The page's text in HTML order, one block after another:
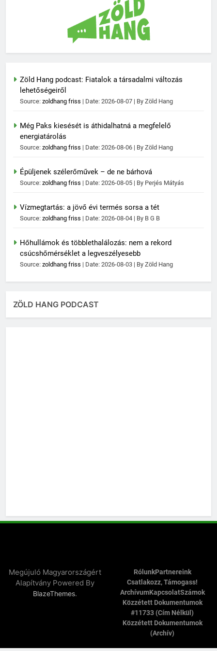
Zöld Hang podcast: Fiatalok a társadalmi változás
lehetőségeiről
Source: zoldhang friss Date: 2026-08-07 By Zöld Hang
Még Paks kiesését is áthidalhatná a megfelelő
energiatárolás
Source: zoldhang friss Date: 2026-08-06 By Zöld Hang
Épüljenek szélerőművek – de ne bárhová
Source: zoldhang friss Date: 2026-08-05 By Perjés Mátyás
Vízmegtartás: a jövő évi termés sorsa a tét
Source: zoldhang friss Date: 2026-08-04 By B G B
Hőhullámok és többlethalálozás: nem a rekord
csúcshőmérséklet a legveszélyesebb
Source: zoldhang friss Date: 2026-08-03 By Zöld Hang
ZÖLD HANG PODCAST
Megújuló Magyarországért
Alapítvány Powered By
BlazeThemes.
RólunkPartnereink
Csatlakozz, Támogass!
ArchívumKapcsolatSzámok
Közzétett Dokumentumok
#11733 (cím Nélkül)
Közzétett Dokumentumok
(archív)